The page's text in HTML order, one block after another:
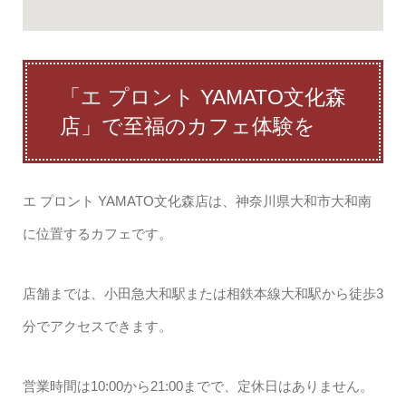
「エ プロント YAMATO文化森
店」で至福のカフェ体験を
エ プロント YAMATO文化森店は、神奈川県大和市大和南
に位置するカフェです。
店舗までは、小田急大和駅または相鉄本線大和駅から徒歩3
分でアクセスできます。
営業時間は10:00から21:00までで、定休日はありません。